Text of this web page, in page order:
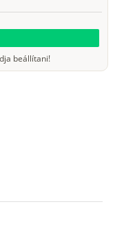
beállítani!